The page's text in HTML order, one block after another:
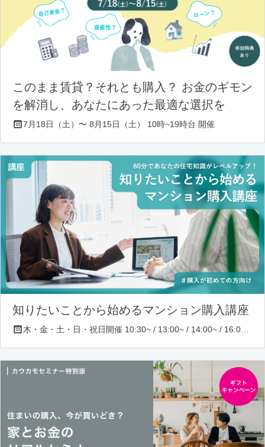
このまま賃貸？それとも購入？ お金のギモン
を解消し、あなたにあった最適な選択を
7月18日（土）〜 8月15日（土） 10時~19時台 開催
知りたいことから始めるマンション購入講座